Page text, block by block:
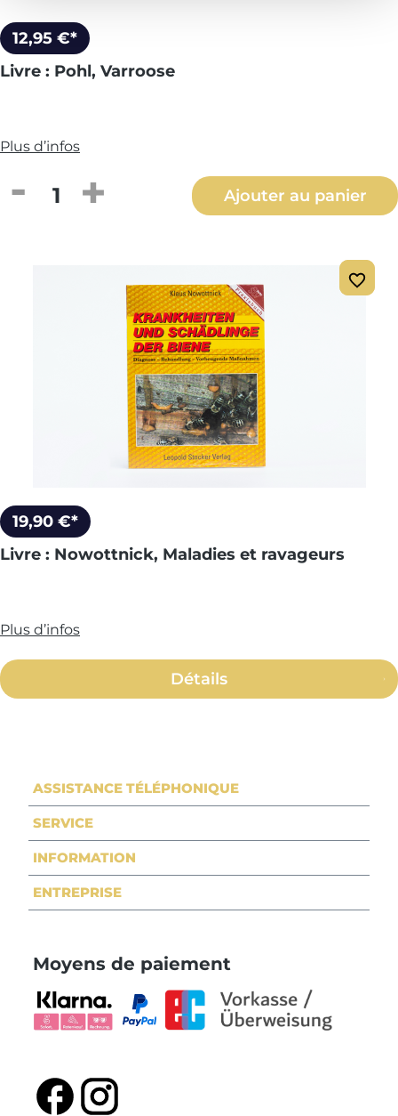
12,95 €*
Livre : Pohl, Varroose
Plus d’infos
Quantité de produit : Entrez la
Ajouter au panier
19,90 €*
Livre : Nowottnick, Maladies et ravageurs
Plus d’infos
Détails
ASSISTANCE TÉLÉPHONIQUE
SERVICE
INFORMATION
ENTREPRISE
Moyens de paiement